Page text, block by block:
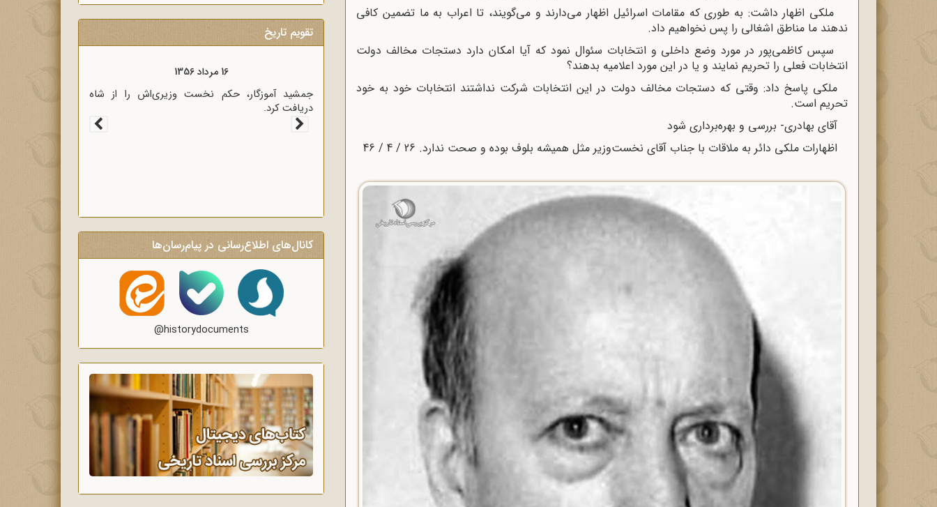
ملکی اظهار داشت: به طوری که مقامات اسرائیل اظهار می‌دارند و می‌گویند، تا اعراب به ما تضمین کافی
ندهند ما مناطق اشغالی را پس نخواهیم داد.
سپس کاظمی‌پور در مورد وضع داخلی و انتخابات سئوال نمود که آیا امکان دارد دستجات مخالف دولت
انتخابات فعلی را تحریم نمایند و یا در این مورد اعلامیه بدهند؟
ملکی پاسخ داد: وقتی‌ که دستجات مخالف دولت در این انتخابات شرکت نداشتند انتخابات خود به خود
تحریم است.
آقای بهادری- بررسی و بهره‌برداری شود
اظهارات ملکی دائر به ملاقات با جناب آقای نخست‌وزیر مثل همیشه بلوف بوده و صحت ندارد. 26 / 4 / 46
تقویم تاریخ
16 مرداد 1357
آغاز سخنرانی‌های انتقادی و روشنگر وعاظ در لبیک به
پیام امام به وعاظ و روحانیون برای روشنگری و
آگاه‌سازی در منبرهای ماه رمضان.
کانال‌های اطلاع‌رسانی در پیام‌رسان‌ها
@historydocuments